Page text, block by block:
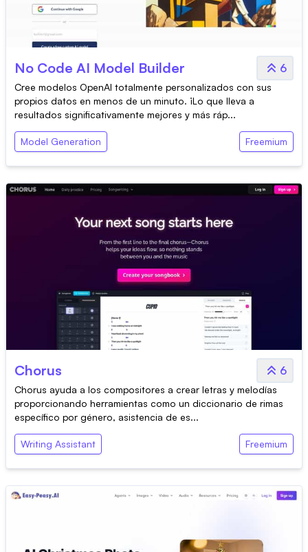
No Code AI Model Builder 6
Cree modelos OpenAI totalmente personalizados con sus
propios datos en menos de un minuto. ¡Lo que lleva a
resultados significativamente mejores y más ráp...
Model Generation Freemium
Chorus 6
Chorus ayuda a los compositores a crear letras y melodías
proporcionando herramientas como un diccionario de rimas
específico por género, asistencia de es...
Writing Assistant Freemium